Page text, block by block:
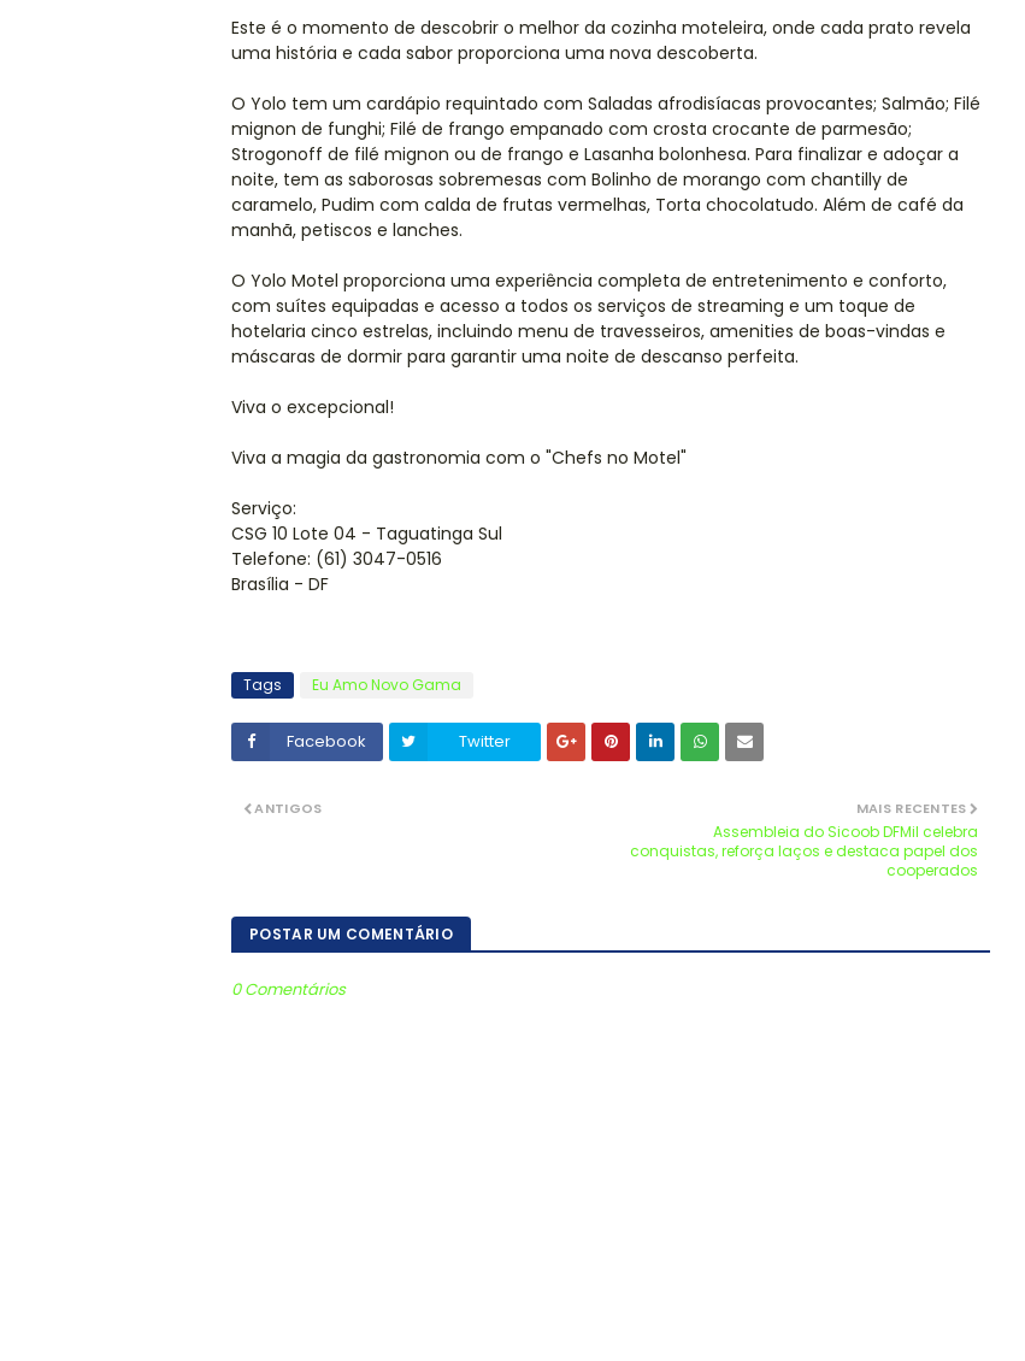
Este é o momento de descobrir o melhor da cozinha moteleira, onde cada prato revela
uma história e cada sabor proporciona uma nova descoberta.
O Yolo tem um cardápio requintado com Saladas afrodisíacas provocantes; Salmão; Filé
mignon de funghi; Filé de frango empanado com crosta crocante de parmesão;
Strogonoff de filé mignon ou de frango e Lasanha bolonhesa. Para finalizar e adoçar a
noite, tem as saborosas sobremesas com Bolinho de morango com chantilly de
caramelo, Pudim com calda de frutas vermelhas, Torta chocolatudo. Além de café da
manhã, petiscos e lanches.
O Yolo Motel proporciona uma experiência completa de entretenimento e conforto,
com suítes equipadas e acesso a todos os serviços de streaming e um toque de
hotelaria cinco estrelas, incluindo menu de travesseiros, amenities de boas-vindas e
máscaras de dormir para garantir uma noite de descanso perfeita.
Viva o excepcional!
Viva a magia da gastronomia com o "Chefs no Motel"
Serviço:
CSG 10 Lote 04 - Taguatinga Sul
Telefone: (61) 3047-0516
Brasília - DF
Tags Eu Amo Novo Gama
Facebook Twitter
MAIS RECENTES
Assembleia do Sicoob DFMil celebra
conquistas, reforça laços e destaca papel dos
cooperados
ANTIGOS
POSTAR UM COMENTÁRIO
0 Comentários